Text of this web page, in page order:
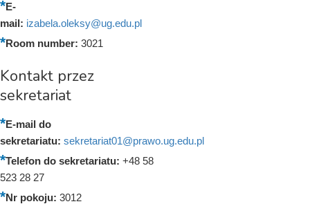
E-
mail: izabela.oleksy@ug.edu.pl
Room number: 3021
Kontakt przez
sekretariat
E-mail do
sekretariatu: sekretariat01@prawo.ug.edu.pl
Telefon do sekretariatu: +48 58
523 28 27
Nr pokoju: 3012